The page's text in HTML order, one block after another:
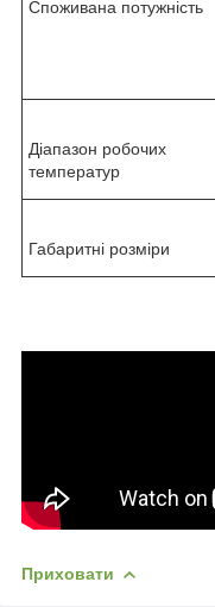
Споживана потужність
Діапазон робочих
температур
Габаритні розміри
Приховати